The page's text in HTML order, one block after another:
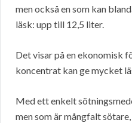
men också en som kan
läsk: upp till 12,5 liter.
Det visar på en ekonomisk
koncentrat kan ge mycket
Med ett enkelt
men som är mångfalt